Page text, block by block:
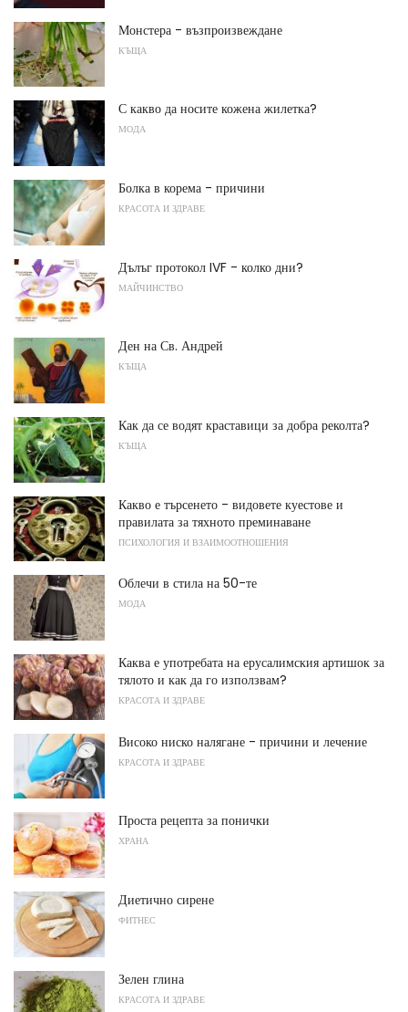
Монстера - възпроизвеждане
КЪЩА
С какво да носите кожена жилетка?
МОДА
Болка в корема - причини
КРАСОТА И ЗДРАВЕ
Дълъг протокол IVF - колко дни?
МАЙЧИНСТВО
Ден на Св. Андрей
КЪЩА
Как да се водят краставици за добра реколта?
КЪЩА
Какво е търсенето - видовете куестове и
правилата за тяхното преминаване
ПСИХОЛОГИЯ И ВЗАИМООТНОШЕНИЯ
Облечи в стила на 50-те
МОДА
Каква е употребата на ерусалимския артишок за
тялото и как да го използвам?
КРАСОТА И ЗДРАВЕ
Високо ниско налягане - причини и лечение
КРАСОТА И ЗДРАВЕ
Проста рецепта за понички
ХРАНА
Диетично сирене
ФИТНЕС
Зелен глина
КРАСОТА И ЗДРАВЕ